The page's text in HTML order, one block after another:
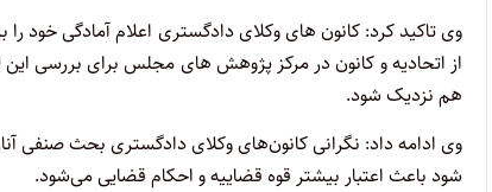
وی تاکید کرد: کانون های وکلای دادگستری اعلام آمادگی خود
از اتحادیه و کانون در مرکز پژوهش های مجلس برای بررسی این
هم نزدیک شود.
وی ادامه داد: نگرانی کانون‌های وکلای دادگستری بحث
شود باعث اعتبار بیشتر قوه قضاییه و احکام قضایی می‌شود.